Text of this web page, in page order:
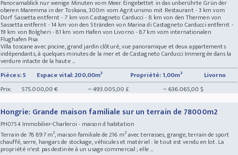
Panoramablick nur wenige Minuten vom Meer. Eingebettet in das unberührte Grün der
oberen Maremma in der Toskana, 300m vom Agriturismo mit Restaurant - 3 km vom
Dorf Sassetta entfernt - 7 km von Castagneto Carducci - 8 km von den Thermen von
Sassetta entfernt - 14 km von den Stränden von Marina di Castagneto Carducci entfernt -
19 km von Bolgheri - 81 km vom Hafen von Livorno - 87 km vom internationalen
Flughafen Pisa
Villa toscane avec piscine, grand jardin clôturé, vue panoramique et deux appartements
indépendants, à quelques minutes de la mer et de Castagneto Carducci Immergée dans la
verdure intacte de la haute ...
Pièces: 5
Espace vital: 200,00m² Propriété: 1,00m²
Livorno
Prix:
575.000,00 € ~ 493.005,00 £ ~ 636.065,00 $
Hongrie: Grande maison familiale sur un terrain de 78000m2
PH0754Immobilier-Charleroi - maison d habitation
Terrain de 78 897 m², maison familiale de 216 m² avec terrasses, grange, terrain de sport
chauffé, serre, hangars de stockage, véhicules et matériel : le tout est vendu en lot. La
propriété n'est pas destinée à un usage commercial ; elle ...